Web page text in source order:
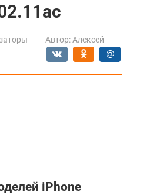
Автор: Алексей
iPhone